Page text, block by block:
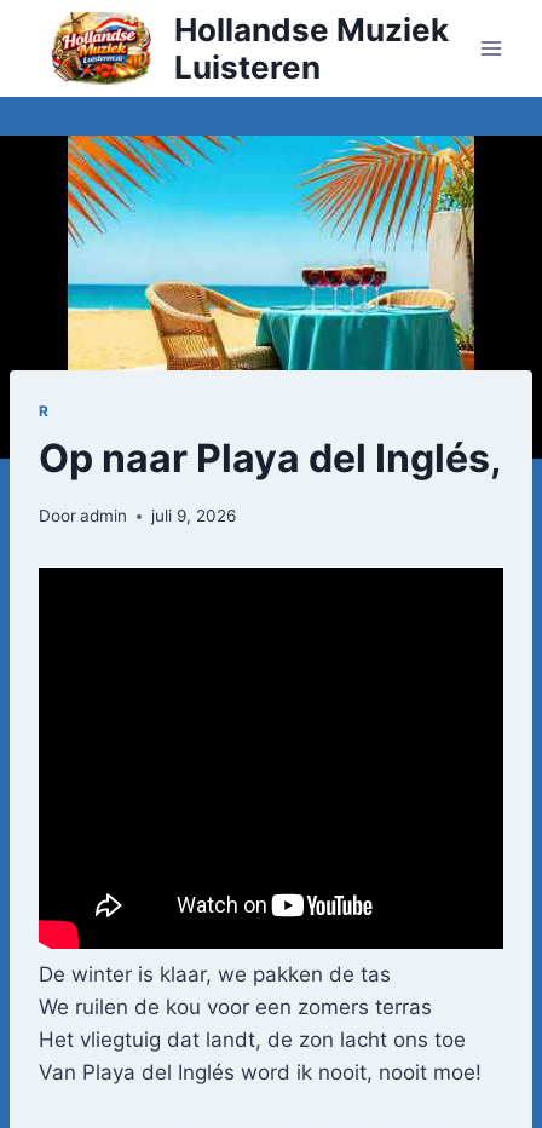
Doorgaan
inhoud
Hollandse Muziek
Luisteren
R
Op naar Playa del Inglés,
Dooradmin juli 9, 2026
De winter is klaar, we pakken de tas
We ruilen de kou voor een zomers terras
Het vliegtuig dat landt, de zon lacht ons toe
Van Playa del Inglés word ik nooit, nooit moe!